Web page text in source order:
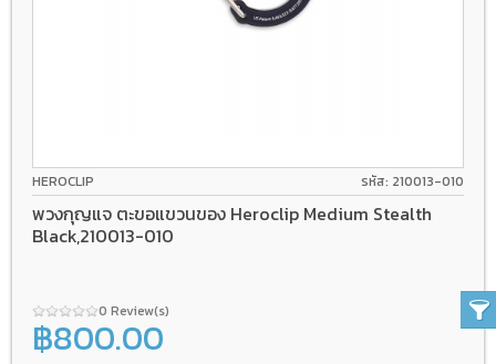
HEROCLIP รหัส: 210013-010
พวงกุญแจ ตะขอแขวนของ Heroclip Medium Stealth
Black,210013-010
0 Review(s)
฿800.00